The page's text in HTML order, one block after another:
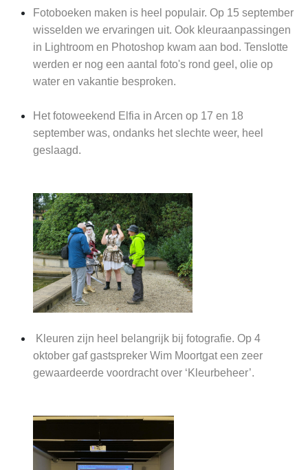
Fotoboeken maken is heel populair. Op 15 september
wisselden we ervaringen uit. Ook kleuraanpassingen
in Lightroom en Photoshop kwam aan bod. Tenslotte
werden er nog een aantal foto's rond geel, olie op
water en vakantie besproken.
Het fotoweekend Elfia in Arcen op 17 en 18
september was, ondanks het slechte weer, heel
geslaagd.
Kleuren zijn heel belangrijk bij fotografie. Op 4
oktober gaf gastspreker Wim Moortgat een zeer
gewaardeerde voordracht over ‘Kleurbeheer’.